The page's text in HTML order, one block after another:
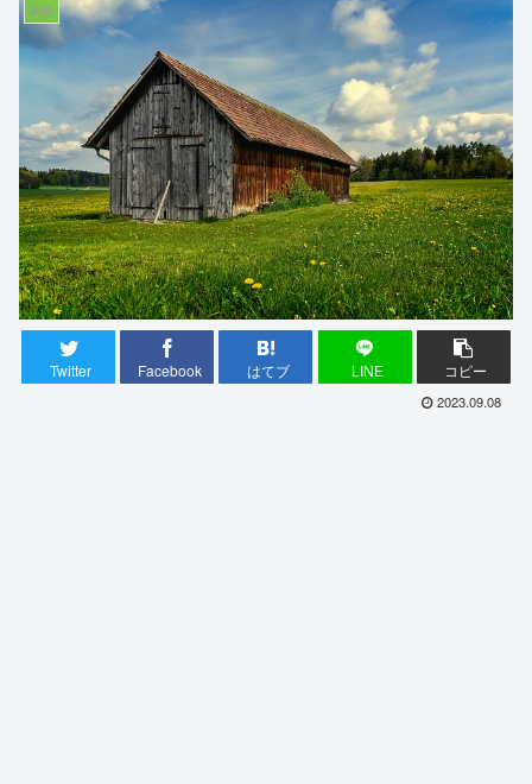
家族
Twitter Facebook はてブ LINE コピー
2023.09.08